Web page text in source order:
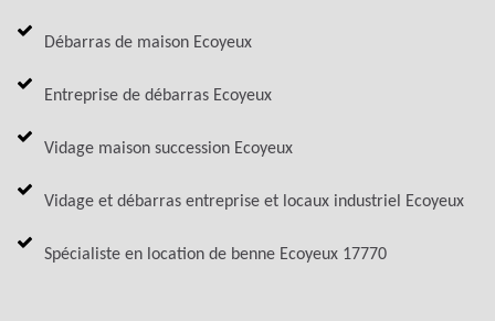
Débarras de maison Ecoyeux
Entreprise de débarras Ecoyeux
Vidage maison succession Ecoyeux
Vidage et débarras entreprise et locaux industriel Ecoyeux
Spécialiste en location de benne Ecoyeux 17770